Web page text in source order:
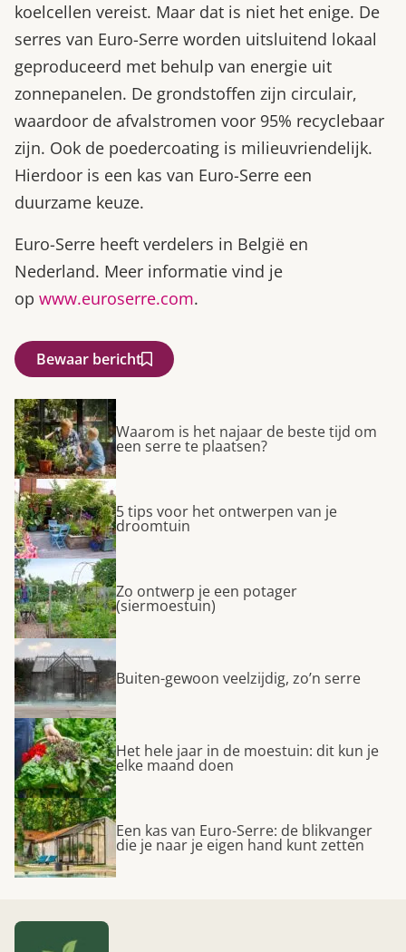
koelcellen vereist. Maar dat is niet het enige. De
serres van Euro-Serre worden uitsluitend lokaal
geproduceerd met behulp van energie uit
zonnepanelen. De grondstoffen zijn circulair,
waardoor de afvalstromen voor 95% recyclebaar
zijn. Ook de poedercoating is milieuvriendelijk.
Hierdoor is een kas van Euro-Serre een
duurzame keuze.
Euro-Serre heeft verdelers in België en
Nederland. Meer informatie vind je
op www.euroserre.com.
Bewaar bericht
Waarom is het najaar de beste tijd om
een serre te plaatsen?
5 tips voor het ontwerpen van je
droomtuin
Zo ontwerp je een potager
(siermoestuin)
Buiten-gewoon veelzijdig, zo’n serre
Het hele jaar in de moestuin: dit kun je
elke maand doen
Een kas van Euro-Serre: de blikvanger
die je naar je eigen hand kunt zetten